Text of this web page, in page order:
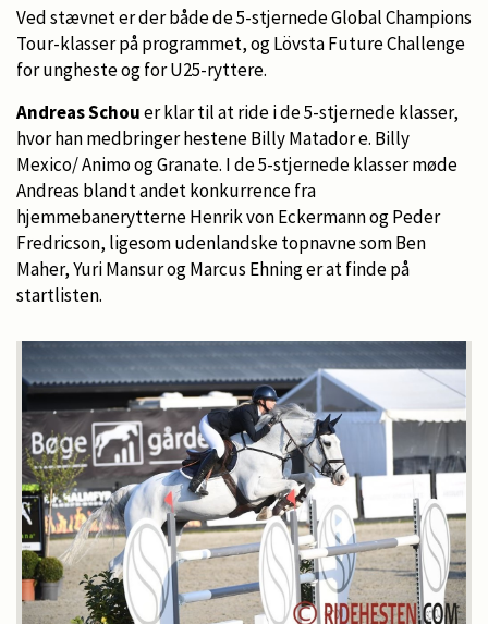
Ved stævnet er der både de 5-stjernede Global Champions
Tour-klasser på programmet, og Lövsta Future Challenge
for ungheste og for U25-ryttere.
Andreas Schouer klar til at ride i de 5-stjernede klasser,
hvor han medbringer hestene Billy Matador e. Billy
Mexico/ Animo og Granate. I de 5-stjernede klasser møde
Andreas blandt andet konkurrence fra
hjemmebanerytterne Henrik von Eckermann og Peder
Fredricson, ligesom udenlandske topnavne som Ben
Maher, Yuri Mansur og Marcus Ehning er at finde på
startlisten.